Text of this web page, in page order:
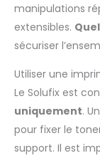
manipulations
extensibles.
sécuriser
Utiliser une
Le Solufix est
uniquement.
pour fixer le
support. Il est